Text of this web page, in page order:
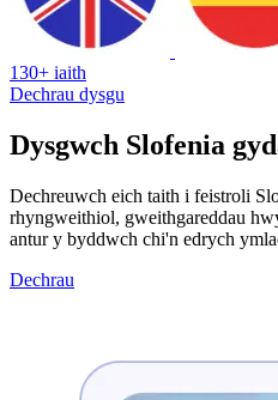
130+ iaith
Dechrau dysgu
Dysgwch Slofenia
Dechreuwch eich taith i feistroli
rhyngweithiol, gweithgareddau
antur y byddwch chi'n edrych
Dechrau